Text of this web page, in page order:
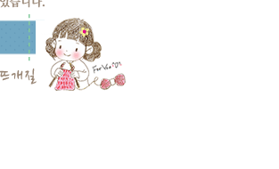
앤디목도리
프렌치넥워머뜨개질